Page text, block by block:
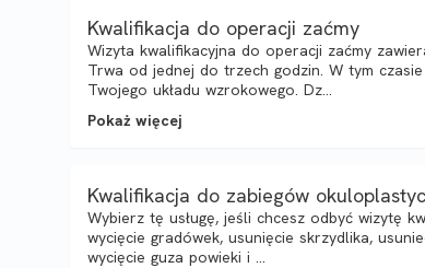
Kwalifikacja do operacji zaćmy
Wizyta kwalifikacyjna do operacji zaćmy
Trwa od jednej do trzech godzin. W tym
Twojego układu wzrokowego. Dz...
Pokaż więcej
Kwalifikacja do zabiegów
Wybierz tę usługę, jeśli chcesz odbyć wizytę
wycięcie gradówek, usunięcie skrzydlika,
wycięcie guza powieki i ...